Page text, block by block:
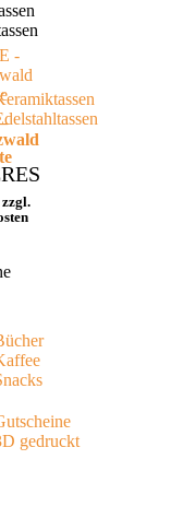
gedruckt
zzgl.